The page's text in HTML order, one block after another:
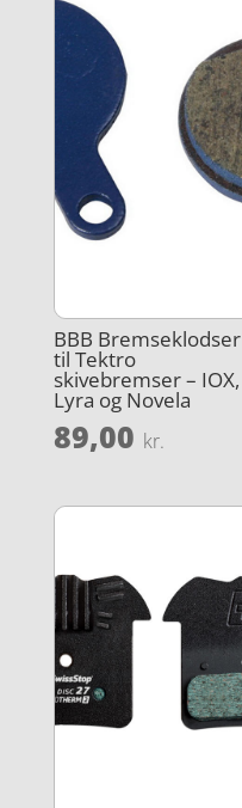
BBB Bremseklodser
til Tektro
skivebremser – IOX,
Lyra og Novela
89,00 kr.